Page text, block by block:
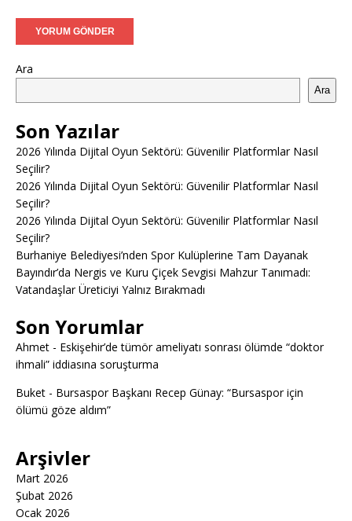
Ara
Ara
Son Yazılar
2026 Yılında Dijital Oyun Sektörü: Güvenilir Platformlar Nasıl
Seçilir?
2026 Yılında Dijital Oyun Sektörü: Güvenilir Platformlar Nasıl
Seçilir?
2026 Yılında Dijital Oyun Sektörü: Güvenilir Platformlar Nasıl
Seçilir?
Burhaniye Belediyesi’nden Spor Kulüplerine Tam Dayanak
Bayındır’da Nergis ve Kuru Çiçek Sevgisi Mahzur Tanımadı:
Vatandaşlar Üreticiyi Yalnız Bırakmadı
Son Yorumlar
Ahmet - Eskişehir’de tümör ameliyatı sonrası ölümde “doktor
ihmali” iddiasına soruşturma
Buket - Bursaspor Başkanı Recep Günay: “Bursaspor için
ölümü göze aldım”
Arşivler
Mart 2026
Şubat 2026
Ocak 2026